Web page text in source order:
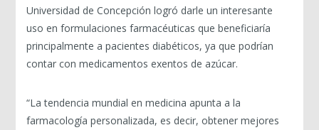
Universidad de Concepción logró darle un interesante
uso en formulaciones farmacéuticas que beneficiaría
principalmente a pacientes diabéticos, ya que podrían
contar con medicamentos exentos de azúcar.
“La tendencia mundial en medicina apunta a la
farmacología personalizada, es decir, obtener mejores